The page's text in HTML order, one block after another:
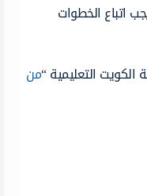
اتباع الخطوات
التعليمية “من